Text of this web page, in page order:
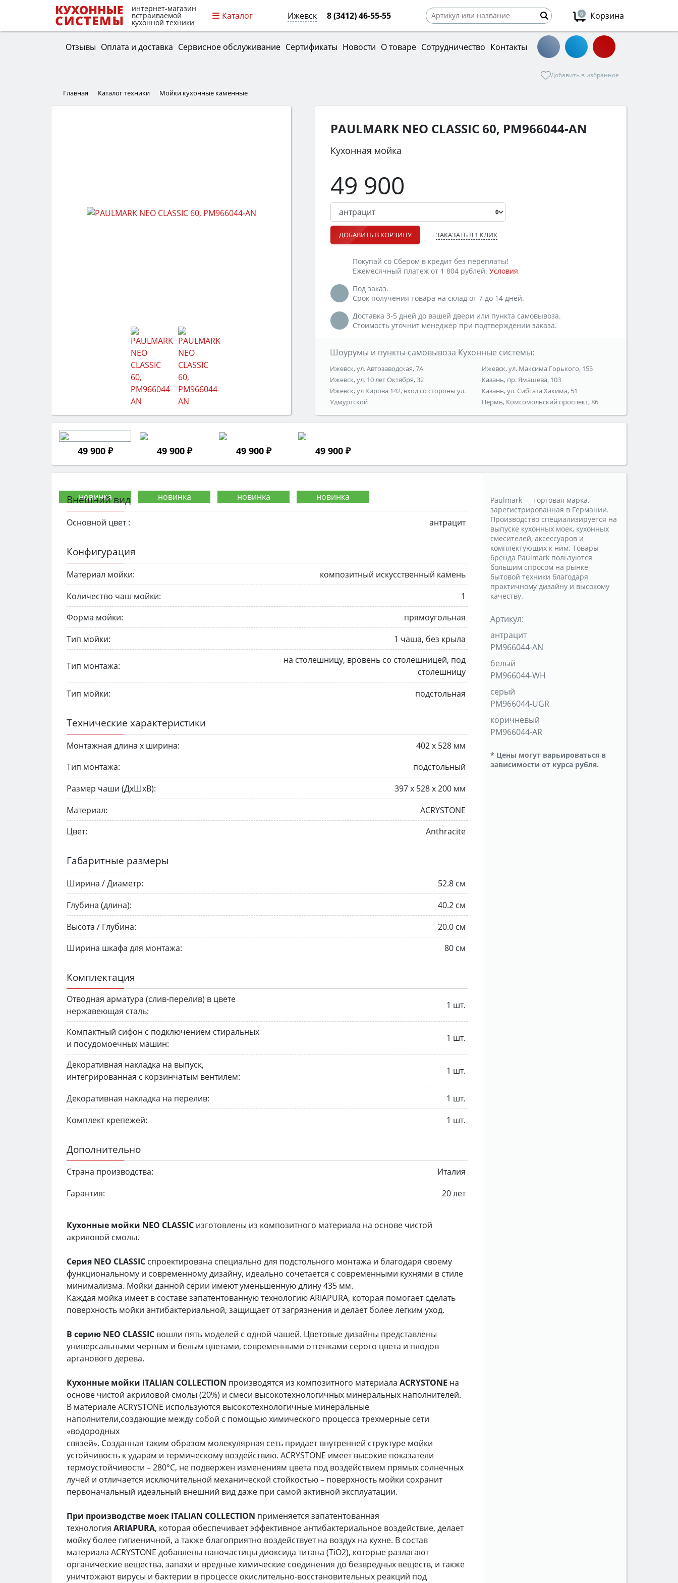
интернет-магазин
встраиваемой
кухонной техники
Каталог Ижевск 8 (3412) 46-55-55 0 Корзина
Отзывы Оплата и доставка Сервисное обслуживание Сертификаты Новости О товаре Сотрудничество Контакты
Добавить в избранное
Главная Каталог техники Мойки кухонные каменные
49 900 ₽ 49 900 ₽ 49 900 ₽ 49 900 ₽
PAULMARK NEO CLASSIC 60, PM966044-AN
Кухонная мойка
49 900
ДОБАВИТЬ В КОРЗИНУ ЗАКАЗАТЬ В 1 КЛИК
Покупай со Сбером в кредит без переплаты!
Ежемесячный платеж от 1 804 рублей. Условия
Под заказ.
Срок получения товара на склад от 7 до 14 дней.
Доставка 3-5 дней до вашей двери или пункта самовывоза.
Стоимость уточнит менеджер при подтверждении заказа.
Шоурумы и пункты самовывоза Кухонные системы:
Ижевск, ул. Автозаводская, 7А
Ижевск, ул. 10 лет Октября, 32
Ижевск, ул Кирова 142, вход со стороны ул.
Удмуртской
Ижевск, ул. Максима Горького, 155
Казань, пр. Ямашева, 103
Казань, ул. Сибгата Хакима, 51
Пермь, Комсомольский проспект, 86
Внешний вид
Основной цвет : антрацит
Конфигурация
Материал мойки:
композитный искусственный камень
Количество чаш мойки:
1
Форма мойки:
прямоугольная
Тип мойки:
1 чаша, без крыла
Тип монтажа:
на столешницу, вровень со столешницей, под
столешницу
Тип мойки:
подстольная
Технические характеристики
Монтажная длина х ширина:
402 х 528 мм
Тип монтажа:
подстольный
Размер чаши (ДхШхВ):
397 х 528 х 200 мм
Материал:
ACRYSTONE
Цвет:
Anthracite
Габаритные размеры
Ширина / Диаметр:
52.8 см
Глубина (длина):
40.2 см
Высота / Глубина:
20.0 см
Ширина шкафа для монтажа:
80 см
Комплектация
Отводная арматура (слив-перелив) в цвете
нержавеющая сталь:
1 шт.
Компактный сифон с подключением стиральных
и посудомоечных машин:
1 шт.
Декоративная накладка на выпуск,
интегрированная с корзинчатым вентилем:
1 шт.
Декоративная накладка на перелив:
1 шт.
Комплект крепежей:
1 шт.
Дополнительно
Страна производства:
Италия
Гарантия:
20 лет
Кухонные мойки NEO CLASSIC изготовлены из композитного материала на основе чистой
акриловой смолы.
Серия NEO CLASSIC спроектирована специально для подстольного монтажа и благодаря своему
функциональному и современному дизайну, идеально сочетается с современными кухнями в стиле
минимализма. Мойки данной серии имеют уменьшенную длину 435 мм.
Каждая мойка имеет в составе запатентованную технологию ARIAPURA, которая помогает сделать
поверхность мойки антибактериальной, защищает от загрязнения и делает более легким уход.
В серию NEO CLASSIC вошли пять моделей с одной чашей. Цветовые дизайны представлены
универсальными черным и белым цветами, современными оттенками серого цвета и плодов
арганового дерева.
Кухонные мойки ITALIAN COLLECTION производятся из композитного материала ACRYSTONE на
основе чистой акриловой смолы (20%) и смеси высокотехнологичных минеральных наполнителей.
В материале ACRYSTONE используются высокотехнологичные минеральные
наполнители,создающие между собой с помощью химического процесса трехмерные сети
«водородных
связей». Созданная таким образом молекулярная сеть придает внутренней структуре мойки
устойчивость к ударам и термическому воздействию. ACRYSTONE имеет высокие показатели
термоустойчивости – 280°С, не подвержен изменениям цвета под воздействием прямых солнечных
лучей и отличается исключительной механической стойкостью – поверхность мойки сохранит
первоначальный идеальный внешний вид даже при самой активной эксплуатации.
При производстве моек ITALIAN COLLECTION применяется запатентованная
технология ARIAPURA, которая обеспечивает эффективное антибактериальное воздействие, делает
мойку более гигиеничной, а также благоприятно воздействует на воздух на кухне. В состав
материала ACRYSTONE добавлены наночастицы диоксида титана (TiО2), которые разлагают
органические вещества, запахи и вредные химические соединения до безвредных веществ, и также
уничтожают вирусы и бактерии в процессе окислительно-восстановительных реакций под
Paulmark — торговая марка,
зарегистрированная в Германии.
Производство специализируется на
выпуске кухонных моек, кухонных
смесителей, аксессуаров и
комплектующих к ним. Товары
бренда Paulmark пользуются
большим спросом на рынке
бытовой техники благодаря
практичному дизайну и высокому
качеству.
Артикул:
антрацит
PM966044-AN
белый
PM966044-WH
серый
PM966044-UGR
коричневый
PM966044-AR
* Цены могут варьироваться в
зависимости от курса рубля.